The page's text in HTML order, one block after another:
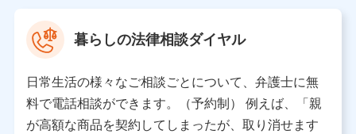
※ 当社および株式会社NTTドコモは、お客さまの情報を利
データ憲章」に定める行動原則を順守します 。
※ パーソナルデータダッシュボードの「第三者提供の管
理」の設定状態にかかわらず、共同利用する場合がありま
暮らしの法律相談ダイヤル
日常生活の様々なご相談ごとについて、弁護士に無
料で電話相談ができます。（予約制） 例えば、「親
が高額な商品を契約してしまったが、取り消せます